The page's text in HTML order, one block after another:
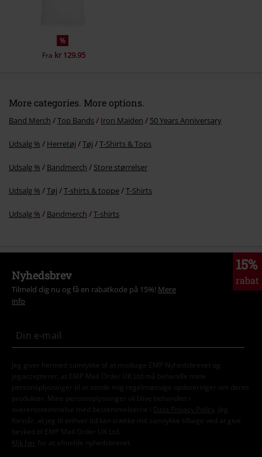
%
Fra kr 129.95
More categories. More options.
Band Merch Top Bands Iron Maiden 50 Years Anniversary
Udsalg % Herretøj Tøj T-Shirts & Tops
Udsalg % Bandmerch Store størrelser
Udsalg % Tøj T-shirts & toppe T-Shirts
Udsalg % Bandmerch T-shirts
15%
rabat
Nyhedsbrev
Tilmeld dig nu og få en rabatkode på 15%! Mere
info
Jeg giver hermed samtykke til at modtage EMP Nyhedsbrevet og
jegaccepterer, at EMP Mail Order UK Ltd må behandle mine
personoplysninger til at sende mig regelmæssige opdateringer om deres
produkter. Mine personoplysninger vil blive behandlet i
overensstemmelse med bestemmelserne i
Data Privacy Policy
. Jeg
forstår, at jeg til enhver tid kan trække mit samtykke tilbage ved at give
besked til EMP Mail Order UK Ltd.
Klik her
for at afmelde nyhedsbrevet.